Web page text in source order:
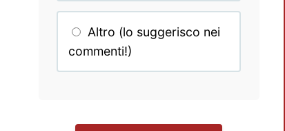
Altro (lo suggerisco nei
commenti!)